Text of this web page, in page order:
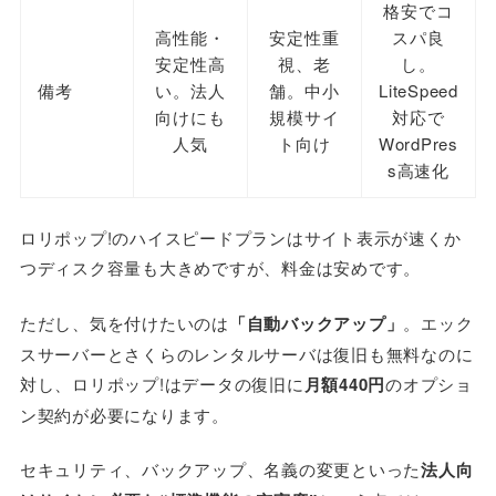
備考
高性能・
安定性高
い。法人
向けにも
人気
安定性重
視、老
舗。中小
規模サイ
ト向け
格安でコ
スパ良
し。
LiteSpeed
対応で
WordPres
s高速化
ロリポップ!のハイスピードプランはサイト表示が速くか
つディスク容量も大きめですが、料金は安めです。
ただし、気を付けたいのは 「自動バックアップ」 。エック
スサーバーとさくらのレンタルサーバは復旧も無料なのに
対し、ロリポップ!はデータの復旧に 月額440円のオプショ
ン契約が必要になります。
セキュリティ、バックアップ、名義の変更といった法人向